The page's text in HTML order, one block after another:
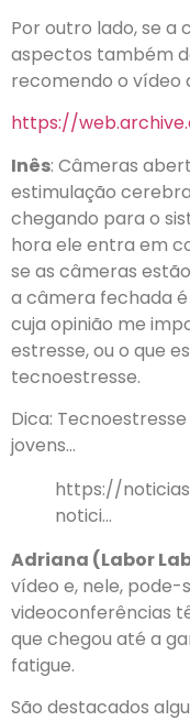
Por outro lado, se a
aspectos também
recomendo o vídeo
https://
Inês: Câmeras
estimulação
chegando para o
hora ele entra em
se as câmeras
a câmera fechada
cuja opinião me
estresse, ou o que
tecnoestresse.
Dica:
jovens…
https://
notici…
Adriana (Labor
vídeo e, nele,
videoconferências
que chegou até a
fatigue.
São destacados